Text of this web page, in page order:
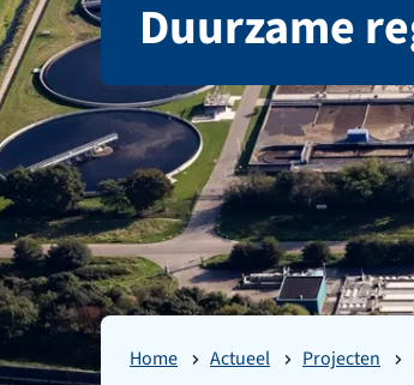
Duurzame
Home Actueel Projecten